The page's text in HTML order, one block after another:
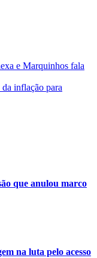
e Marquinhos fala
inflação para
que anulou marco
na luta pelo acesso